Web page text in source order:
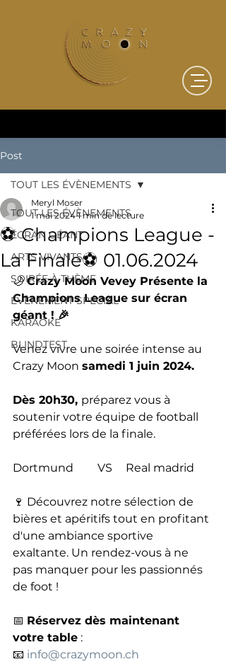
Post
TOUT LES ÉVÈNEMENTS
ÉCRAN GÉANT
ARTS VIVANTS
SOIRÉE À THÈME
ÉVÈNEMENT SPÉCIAL
KARAOKE
BLINDTEST
TOUT LES ÉVÈNEMENTS
⚽ Champions League -
La Finale⚽ 01.06.2024
Meryl Moser
1 mai 2024 1 min de lecture
🌙 Crazy Moon Vevey Présente la
Champions League sur écran
géant ! 🎉
Venez vivre une soirée intense au
Crazy Moon samedi 1 juin 2024.
Dès 20h30, préparez vous à
soutenir votre équipe de football
préférées lors de la finale.
Dortmund	VS	Real madrid
🍷 Découvrez notre sélection de
bières et apéritifs tout en profitant
d'une ambiance sportive
exaltante. Un rendez-vous à ne
pas manquer pour les passionnés
de foot !
📅 Réservez dès maintenant
votre table :
📧 info@crazymoon.ch